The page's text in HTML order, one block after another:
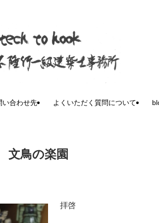
い合わせ先 よくいただく質問について
鳥の楽園
拝啓